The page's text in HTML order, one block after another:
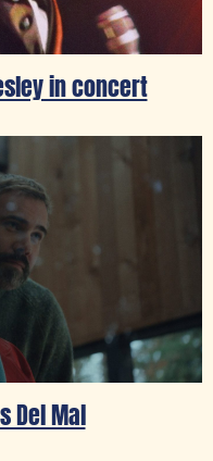
in concert
Del Mal